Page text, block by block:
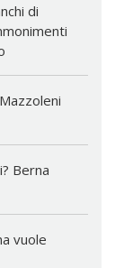
di
Berna
vuole